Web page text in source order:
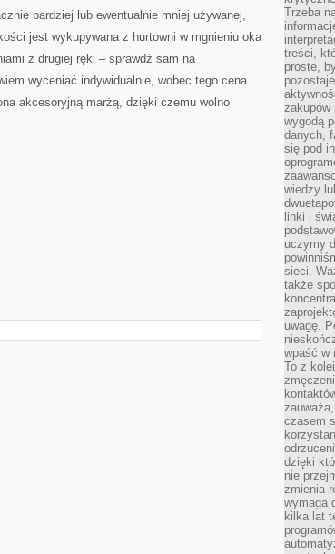
bardziej lub ewentualnie mniej używanej,
jest wykupywana z hurtowni w mgnieniu oka
z drugiej ręki – sprawdź sam na
wyceniać indywidualnie, wobec tego cena
akcesoryjną marżą, dzięki czemu wolno
Trzeba
treści,
proste,
zakupów
wygodą
danych,
się pod
wiedzy
linki i
uczymy
sieci.
także
uwagę.
wpaść w
To z
czasem
dzięki
nie
zmienia
wymaga
kilka lat